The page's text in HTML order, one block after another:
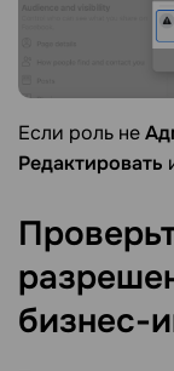
Если роль не
Редактировать
бизнес-